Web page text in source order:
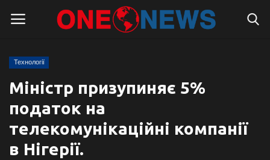
Логін
Головна
Контакти
Технології
Міністр призупиняє 5%
податок на
телекомунікаційні компанії
в Нігерії.